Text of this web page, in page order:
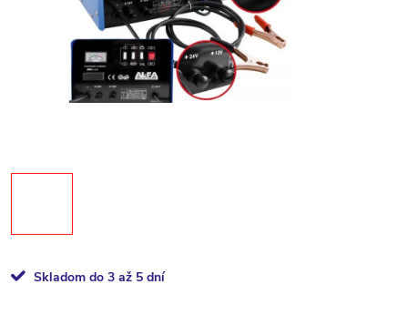
Skladom do 3 až 5 dní